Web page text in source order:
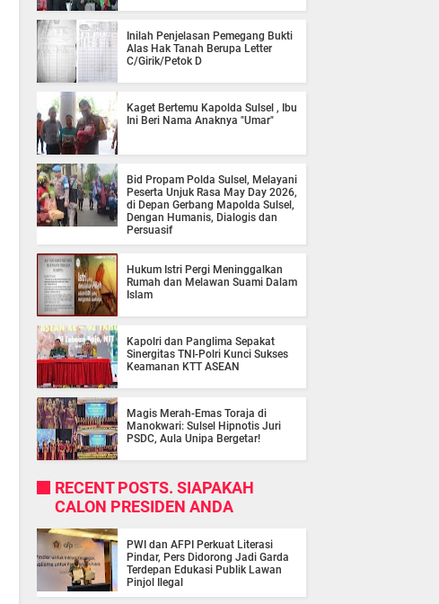
Inilah Penjelasan Pemegang Bukti
Alas Hak Tanah Berupa Letter
C/Girik/Petok D
Kaget Bertemu Kapolda Sulsel , Ibu
Ini Beri Nama Anaknya "Umar"
Bid Propam Polda Sulsel, Melayani
Peserta Unjuk Rasa May Day 2026,
di Depan Gerbang Mapolda Sulsel,
Dengan Humanis, Dialogis dan
Persuasif
Hukum Istri Pergi Meninggalkan
Rumah dan Melawan Suami Dalam
Islam
Kapolri dan Panglima Sepakat
Sinergitas TNI-Polri Kunci Sukses
Keamanan KTT ASEAN
Magis Merah-Emas Toraja di
Manokwari: Sulsel Hipnotis Juri
PSDC, Aula Unipa Bergetar!
RECENT POSTS. SIAPAKAH
CALON PRESIDEN ANDA
PWI dan AFPI Perkuat Literasi
Pindar, Pers Didorong Jadi Garda
Terdepan Edukasi Publik Lawan
Pinjol Ilegal